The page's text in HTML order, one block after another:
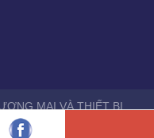
MẠI VÀ THIẾT BỊ